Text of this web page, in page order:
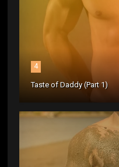
4
Taste of Daddy (Part 1)